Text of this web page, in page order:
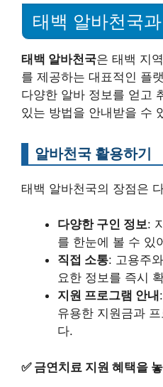
태백 알바천국
태백 알바천국은 태백 지
를 제공하는 대표적인 플
다양한 알바 정보를 얻고
있는 방법을 안내받을 수
알바천국 활용하기
태백 알바천국의 장점은
다양한 구인 정보:
를 한눈에 볼 수 있
직접 소통: 고용주
요한 정보를 즉시
지원 프로그램 안내
유용한 지원금과
다.
✅ 금연치료 지원 혜택을